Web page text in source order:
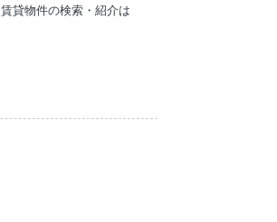
貸物件の検索・紹介は